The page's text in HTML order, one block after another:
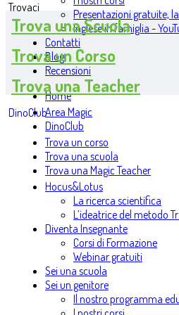
Presentazioni gratuite,
Inglese in famiglia -
Contatti
Blog
Recensioni
Home
Area Magic
DinoClub
Trova un corso
Trova una scuola
Trova una Magic Teacher
Hocus&Lotus
La ricerca scientifica
L’ideatrice del metodo
Diventa Insegnante
Corsi di Formazione
Webinar gratuiti
Sei una scuola
Sei un genitore
Il nostro programma
Trovaci
Trova una Scuola
Trova un Corso
Trova una Teacher
DinoClub